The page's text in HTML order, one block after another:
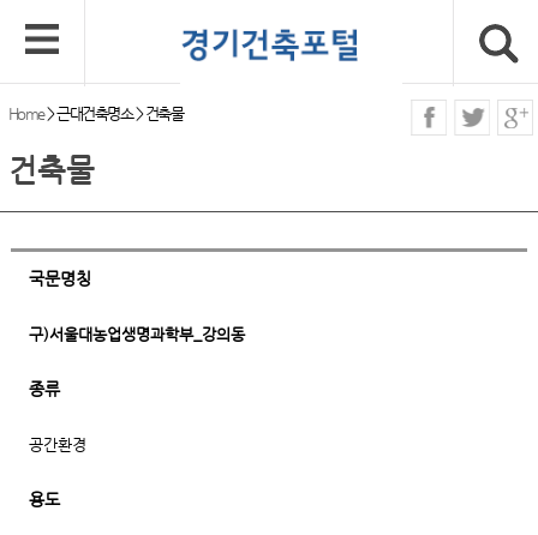
Home>근대건축명소>건축물
건축물
국문명칭
구)서울대농업생명과학부_강의동
종류
공간환경
용도